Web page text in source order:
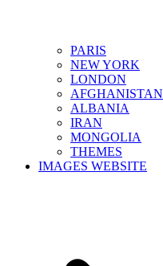
PARIS
NEW YORK
LONDON
AFGHANISTAN
ALBANIA
IRAN
MONGOLIA
THEMES
IMAGES WEBSITE